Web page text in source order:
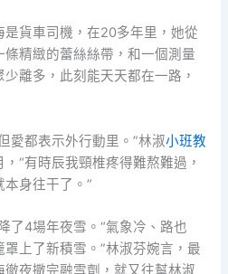
是貨車司機，在20多年里，她從
精緻的蕾絲絲帶，和一個測量
離多，此刻能天天都在一路，
愛都表示外行動里。”林淑小班教
“有時辰我頸椎疼得難熬難過，
身往干了。”
了4場年夜雪。“氣象冷、路也
上了新積雪。”林淑芬婉言，最
夜撒完融雪劑，就又往幫林淑